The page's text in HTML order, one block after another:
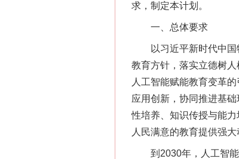
求，制定本计划。
一、总体要求
以习近平新时代中国特
教育方针，落实立德树
人工智能赋能教育变革
应用创新，协同推进基
性培养、知识传授与能
人民满意的教育提供强大
到2030年，人工智能